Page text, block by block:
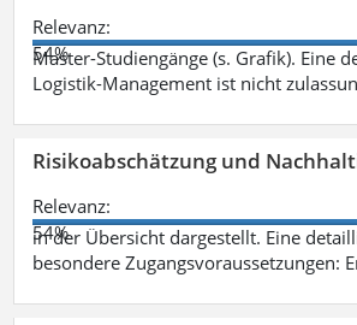
Relevanz:
54%
Master-Studiengänge (s. Grafik). Eine
Logistik-Management ist nicht
Risikoabschätzung und
Relevanz:
54%
in der Übersicht dargestellt. Eine
besondere Zugangsvoraussetzungen: